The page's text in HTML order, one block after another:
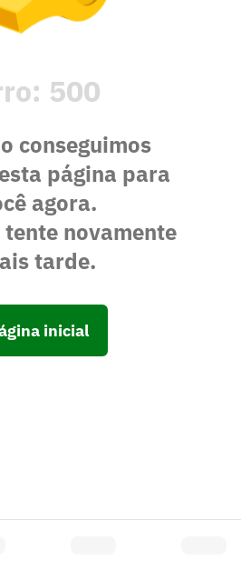
500
conseguimos
página para
agora.
novamente
tarde.
inicial